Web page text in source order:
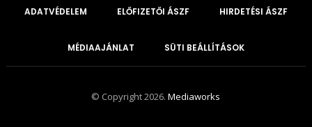
ADATVÉDELEM ELŐFIZETŐI ÁSZF HIRDETÉSI ÁSZF
MÉDIAAJÁNLAT SÜTI BEÁLLÍTÁSOK
© Copyright 2026.Mediaworks